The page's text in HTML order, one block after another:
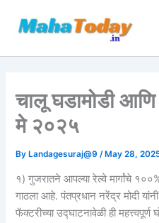
चालू घडामोडी आणि
मे २०२५
ByLandagesuraj@9 /May 28,
१) गुजरातने आपल्या रेल्वे मार्गांचे
गाठला आहे. पंतप्रधान नरेंद्र मोदी
फॅक्टरीच्या उद्घाटनावेळी ही